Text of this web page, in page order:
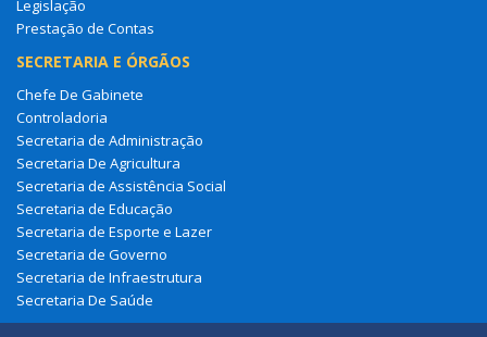
Legislação
Prestação de Contas
SECRETARIA E ÓRGÃOS
Chefe De Gabinete
Controladoria
Secretaria de Administração
Secretaria De Agricultura
Secretaria de Assistência Social
Secretaria de Educação
Secretaria de Esporte e Lazer
Secretaria de Governo
Secretaria de Infraestrutura
Secretaria De Saúde